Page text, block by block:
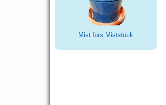
Mist fürs Miststück